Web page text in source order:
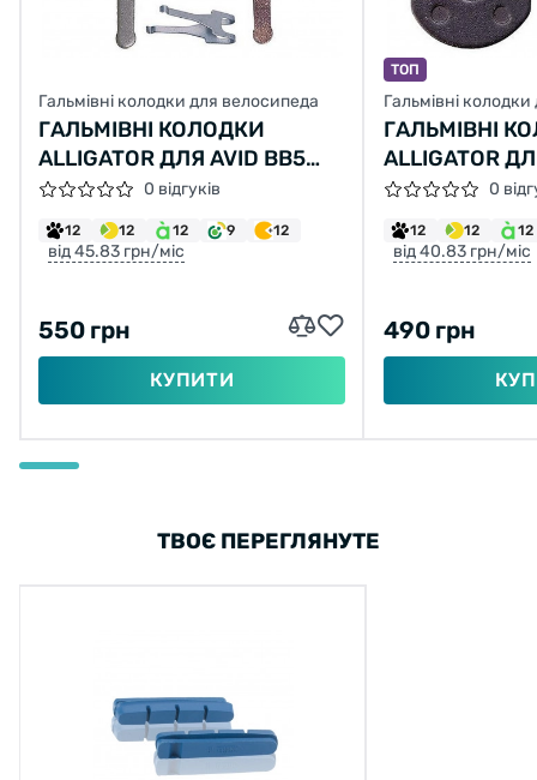
Гальмівні колодки для велосипеда
ГАЛЬМІВНІ КОЛОДКИ
ALLIGATOR ДЛЯ AVID BB5
НАПІВМЕТАЛІЧНІ
0 відгуків
12 12 12 9 12
від 45.83 грн/міс
550 грн
КУПИТИ
ТОП
Гальмівні
ГАЛЬМІВНІ
ALLIGATOR
0
12 12 12
від 40.83 грн/міс
490 грн
ТВОЄ ПЕРЕГЛЯНУТЕ